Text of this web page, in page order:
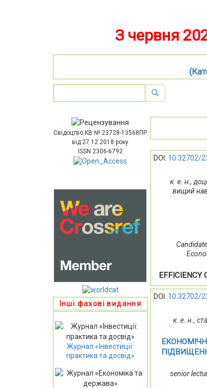
З червня
Свідоцтво КВ № 23728-13568ПР
від 27.12.2018 року
ISSN 2306-6792
Інші фахові видання
Журнал «Інвестиції:
практика та досвід»
DOI: 10.32702/
к. е. н.,
вищий
EFFICIENCY
DOI: 10.32702/
к. е. н.,
senior